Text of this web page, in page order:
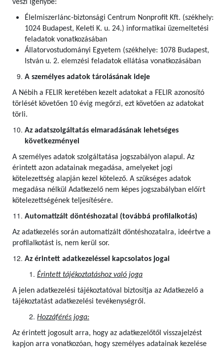
veszi igénybe:
Élelmiszerlánc-biztonsági Centrum Nonprofit Kft. (székhely:
1024 Budapest, Keleti K. u. 24.) informatikai üzemeltetési
feladatok vonatkozásában
Állatorvostudományi Egyetem (székhelye: 1078 Budapest,
István u. 2. elemzési feladatok ellátása vonatkozásában
A személyes adatok tárolásának ideje
A Nébih a FELIR keretében kezelt adatokat a FELIR azonosító
törlését követően 10 évig megőrzi, ezt követően az adatokat
törli.
Az adatszolgáltatás elmaradásának lehetséges
következményei
A személyes adatok szolgáltatása jogszabályon alapul. Az
érintett azon adatainak megadása, amelyeket jogi
kötelezettség alapján kezel kötelező. A szükséges adatok
megadása nélkül Adatkezelő nem képes jogszabályban előírt
kötelezettségének teljesítésére.
Automatizált döntéshozatal (továbbá profilalkotás)
Az adatkezelés során automatizált döntéshozatalra, ideértve a
profilalkotást is, nem kerül sor.
Az érintett adatkezeléssel kapcsolatos jogai
Érintett tájékoztatáshoz való joga
A jelen adatkezelési tájékoztatóval biztosítja az Adatkezelő a
tájékoztatást adatkezelési tevékenységről.
Hozzáférés joga:
Az érintett jogosult arra, hogy az adatkezelőtől visszajelzést
kapjon arra vonatkozóan, hogy személyes adatainak kezelése